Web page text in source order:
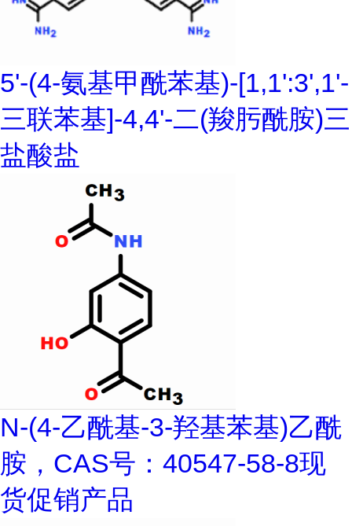
5'-(4-氨基甲酰苯基)-[1,1':3',1'-
三联苯基]-4,4'-二(羧肟酰胺)三
盐酸盐
N-(4-乙酰基-3-羟基苯基)乙酰
胺，CAS号：40547-58-8现
货促销产品